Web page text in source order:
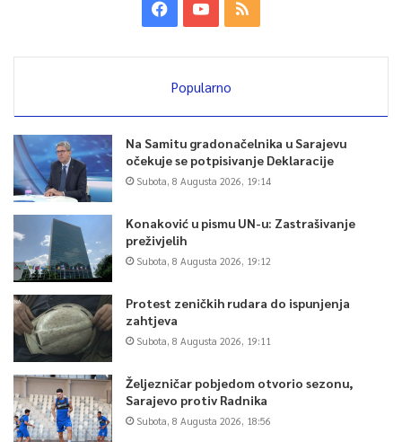
Popularno
Na Samitu gradonačelnika u Sarajevu
očekuje se potpisivanje Deklaracije
Subota, 8 Augusta 2026, 19:14
Konaković u pismu UN-u: Zastrašivanje
preživjelih
Subota, 8 Augusta 2026, 19:12
Protest zeničkih rudara do ispunjenja
zahtjeva
Subota, 8 Augusta 2026, 19:11
Željezničar pobjedom otvorio sezonu,
Sarajevo protiv Radnika
Subota, 8 Augusta 2026, 18:56